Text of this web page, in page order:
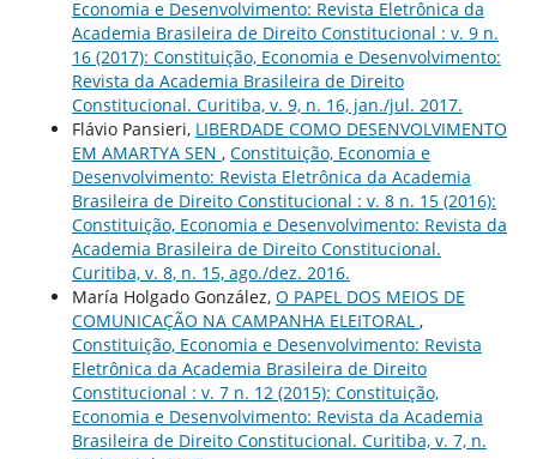
Economia e Desenvolvimento: Revista Eletrônica da
Academia Brasileira de Direito Constitucional : v. 9 n.
16 (2017): Constituição, Economia e Desenvolvimento:
Revista da Academia Brasileira de Direito
Constitucional. Curitiba, v. 9, n. 16, jan./jul. 2017.
Flávio Pansieri, LIBERDADE COMO DESENVOLVIMENTO
EM AMARTYA SEN , Constituição, Economia e
Desenvolvimento: Revista Eletrônica da Academia
Brasileira de Direito Constitucional : v. 8 n. 15 (2016):
Constituição, Economia e Desenvolvimento: Revista da
Academia Brasileira de Direito Constitucional.
Curitiba, v. 8, n. 15, ago./dez. 2016.
María Holgado González, O PAPEL DOS MEIOS DE
COMUNICAÇÃO NA CAMPANHA ELEITORAL ,
Constituição, Economia e Desenvolvimento: Revista
Eletrônica da Academia Brasileira de Direito
Constitucional : v. 7 n. 12 (2015): Constituição,
Economia e Desenvolvimento: Revista da Academia
Brasileira de Direito Constitucional. Curitiba, v. 7, n.